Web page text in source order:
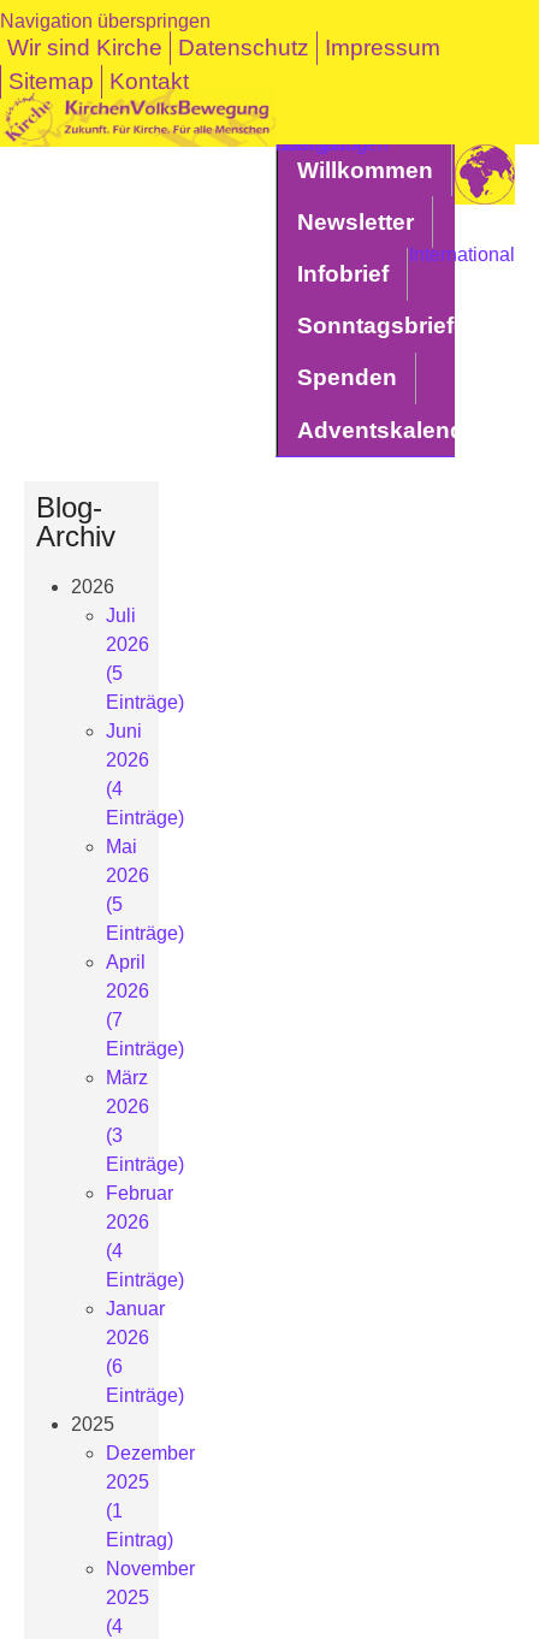
Navigation überspringen
Wir sind Kirche Datenschutz
Impressum
Sitemap
Kontakt
International
Navigation überspringen
Willkommen
Newsletter
Infobrief
Sonntagsbriefe
Spenden
Adventskalender
Blog-
Archiv
2026
Juli
2026
(5
Einträge)
Juni
2026
(4
Einträge)
Mai
2026
(5
Einträge)
April
2026
(7
Einträge)
März
2026
(3
Einträge)
Februar
2026
(4
Einträge)
Januar
2026
(6
Einträge)
2025
Dezember
2025
(1
Eintrag)
November
2025
(4